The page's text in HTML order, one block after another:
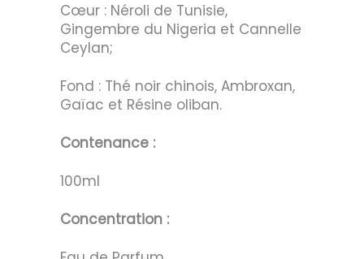
Cœur : Néroli de Tunisie,
Gingembre du Nigeria et Cannelle
Ceylan;
Fond : Thé noir chinois, Ambroxan,
Gaïac et Résine oliban.
Contenance :
100ml
Concentration :